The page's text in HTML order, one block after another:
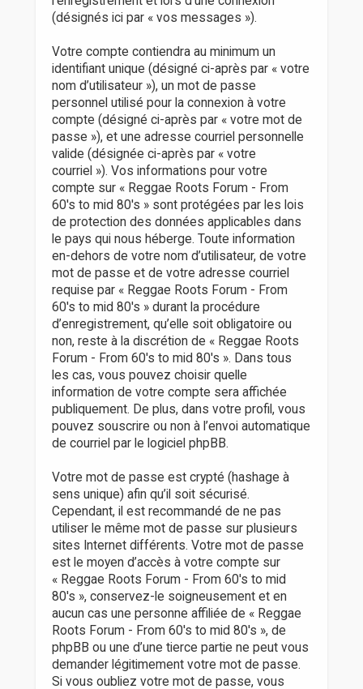
(désignés ici par « vos messages »).
Votre compte contiendra au minimum un
identifiant unique (désigné ci-après par « votre
nom d’utilisateur »), un mot de passe
personnel utilisé pour la connexion à votre
compte (désigné ci-après par « votre mot de
passe »), et une adresse courriel personnelle
valide (désignée ci-après par « votre
courriel »). Vos informations pour votre
compte sur « Reggae Roots Forum - From
60's to mid 80's » sont protégées par les lois
de protection des données applicables dans
le pays qui nous héberge. Toute information
en-dehors de votre nom d’utilisateur, de votre
mot de passe et de votre adresse courriel
requise par « Reggae Roots Forum - From
60's to mid 80's » durant la procédure
d’enregistrement, qu’elle soit obligatoire ou
non, reste à la discrétion de « Reggae Roots
Forum - From 60's to mid 80's ». Dans tous
les cas, vous pouvez choisir quelle
information de votre compte sera affichée
publiquement. De plus, dans votre profil, vous
pouvez souscrire ou non à l’envoi automatique
de courriel par le logiciel phpBB.
Votre mot de passe est crypté (hashage à
sens unique) afin qu’il soit sécurisé.
Cependant, il est recommandé de ne pas
utiliser le même mot de passe sur plusieurs
sites Internet différents. Votre mot de passe
est le moyen d’accès à votre compte sur
« Reggae Roots Forum - From 60's to mid
80's », conservez-le soigneusement et en
aucun cas une personne affiliée de « Reggae
Roots Forum - From 60's to mid 80's », de
phpBB ou une d’une tierce partie ne peut vous
demander légitimement votre mot de passe.
Si vous oubliez votre mot de passe, vous